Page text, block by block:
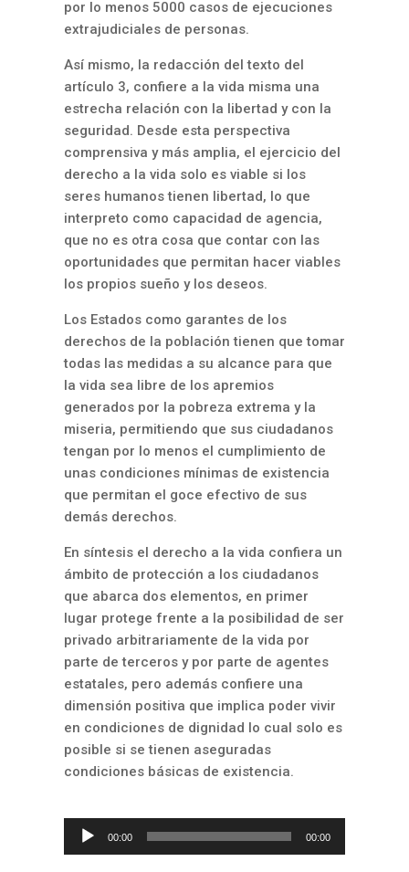
por lo menos 5000 casos de ejecuciones
extrajudiciales de personas.
Así mismo, la redacción del texto del
artículo 3, confiere a la vida misma una
estrecha relación con la libertad y con la
seguridad. Desde esta perspectiva
comprensiva y más amplia, el ejercicio del
derecho a la vida solo es viable si los
seres humanos tienen libertad, lo que
interpreto como capacidad de agencia,
que no es otra cosa que contar con las
oportunidades que permitan hacer viables
los propios sueño y los deseos.
Los Estados como garantes de los
derechos de la población tienen que tomar
todas las medidas a su alcance para que
la vida sea libre de los apremios
generados por la pobreza extrema y la
miseria, permitiendo que sus ciudadanos
tengan por lo menos el cumplimiento de
unas condiciones mínimas de existencia
que permitan el goce efectivo de sus
demás derechos.
En síntesis el derecho a la vida confiera un
ámbito de protección a los ciudadanos
que abarca dos elementos, en primer
lugar protege frente a la posibilidad de ser
privado arbitrariamente de la vida por
parte de terceros y por parte de agentes
estatales, pero además confiere una
dimensión positiva que implica poder vivir
en condiciones de dignidad lo cual solo es
posible si se tienen aseguradas
condiciones básicas de existencia.
Reproductor
00:00 00:00